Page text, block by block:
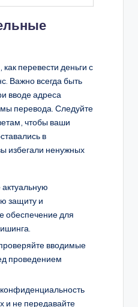
перевести деньги с
Важно всегда быть
вводе адреса
перевода. Следуйте
чтобы ваши
в
избегали ненужных
актуальную
защиту и
обеспечение для
вводимые
проведением
и не передавайте